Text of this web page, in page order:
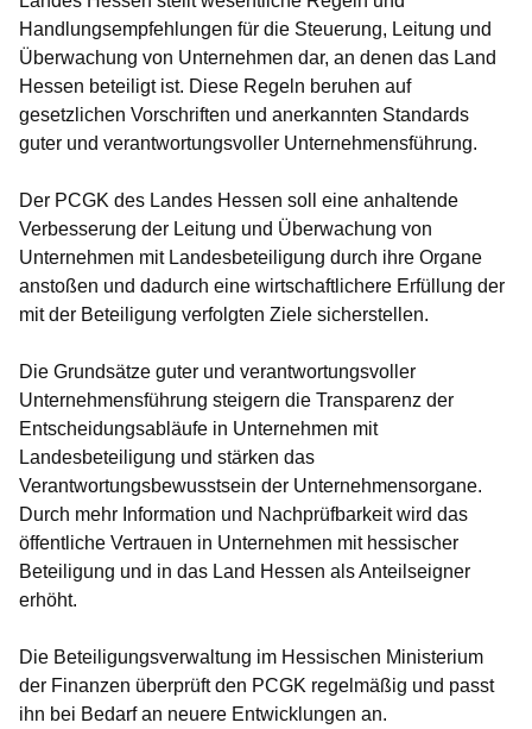
Handlungsempfehlungen für die Steuerung, Leitung und
Überwachung von Unternehmen dar, an denen das Land
Hessen beteiligt ist. Diese Regeln beruhen auf
gesetzlichen Vorschriften und anerkannten Standards
guter und verantwortungsvoller Unternehmensführung.
Der PCGK des Landes Hessen soll eine anhaltende
Verbesserung der Leitung und Überwachung von
Unternehmen mit Landesbeteiligung durch ihre Organe
anstoßen und dadurch eine wirtschaftlichere Erfüllung der
mit der Beteiligung verfolgten Ziele sicherstellen.
Die Grundsätze guter und verantwortungsvoller
Unternehmensführung steigern die Transparenz der
Entscheidungsabläufe in Unternehmen mit
Landesbeteiligung und stärken das
Verantwortungsbewusstsein der Unternehmensorgane.
Durch mehr Information und Nachprüfbarkeit wird das
öffentliche Vertrauen in Unternehmen mit hessischer
Beteiligung und in das Land Hessen als Anteilseigner
erhöht.
Die Beteiligungsverwaltung im Hessischen Ministerium
der Finanzen überprüft den PCGK regelmäßig und passt
ihn bei Bedarf an neuere Entwicklungen an.